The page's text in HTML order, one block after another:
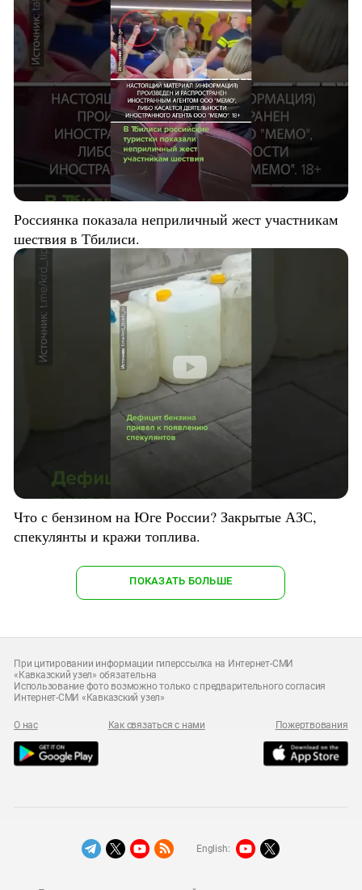
Россиянка показала неприличный жест участникам
шествия в Тбилиси.
Что с бензином на Юге России? Закрытые АЗС,
спекулянты и кражи топлива.
ПОКАЗАТЬ БОЛЬШЕ
При цитировании информации гиперссылка на Интернет-СМИ
«Кавказский узел» обязательна
Использование фото возможно только с предварительного согласия
Интернет-СМИ «Кавказский узел»
О нас Как связаться с нами Пожертвования
English: